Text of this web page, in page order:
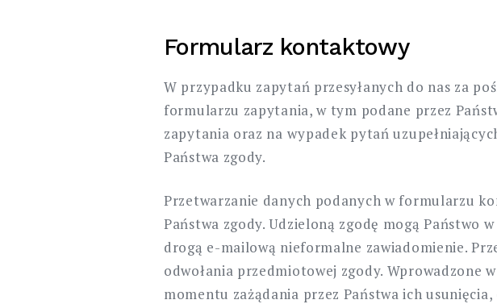
Formularz kontaktowy
W przypadku zapytań przesyłanych do nas za
formularzu zapytania, w tym podane przez
zapytania oraz na wypadek pytań
Państwa zgody.
Przetwarzanie danych podanych w formularzu
Państwa zgody. Udzieloną zgodę mogą Państwo
drogą e-mailową nieformalne zawiadomienie.
odwołania przedmiotowej zgody. Wprowadzone
momentu zażądania przez Państwa ich